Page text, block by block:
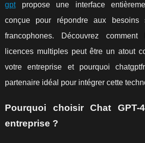
gptpropose une interface
conçue pour répondre aux besoins
francophones. Découvrez
licences multiples peut être un atout
votre entreprise et pourquoi
partenaire idéal pour intégrer cette
Pourquoi choisir Chat
entreprise ?